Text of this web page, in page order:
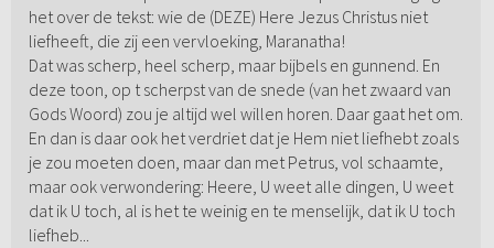
het over de tekst: wie de (DEZE) Here Jezus Christus niet
liefheeft, die zij een vervloeking, Maranatha!
Dat was scherp, heel scherp, maar bijbels en gunnend. En
deze toon, op t scherpst van de snede (van het zwaard van
Gods Woord) zou je altijd wel willen horen. Daar gaat het om.
En dan is daar ook het verdriet dat je Hem niet liefhebt zoals
je zou moeten doen, maar dan met Petrus, vol schaamte,
maar ook verwondering: Heere, U weet alle dingen, U weet
dat ik U toch, al is het te weinig en te menselijk, dat ik U toch
liefheb...